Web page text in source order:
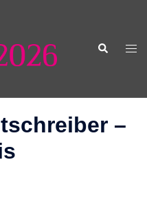
Suche
–